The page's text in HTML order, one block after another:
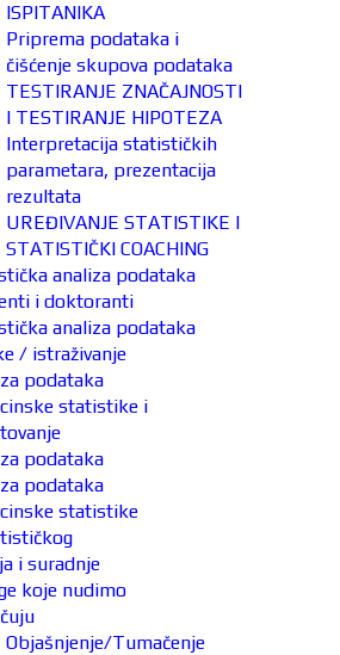
ISPITANIKA
Priprema podataka i
čišćenje skupova podataka
TESTIRANJE ZNAČAJNOSTI
I TESTIRANJE HIPOTEZA
Interpretacija statističkih
parametara, prezentacija
rezultata
UREĐIVANJE STATISTIKE I
STATISTIČKI COACHING
analiza podataka
i doktoranti
analiza podataka
/ istraživanje
podataka
statistike i
podataka
podataka
statistike
i suradnje
koje nudimo
Objašnjenje/Tumačenje